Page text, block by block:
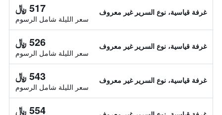
غرفة قياسية، نوع السرير غير معروف 517 ﷼
سعر الليلة شامل الرسوم
غرفة قياسية، نوع السرير غير معروف 526 ﷼
سعر الليلة شامل الرسوم
غرفة قياسية، نوع السرير غير معروف 543 ﷼
سعر الليلة شامل الرسوم
554 ﷼